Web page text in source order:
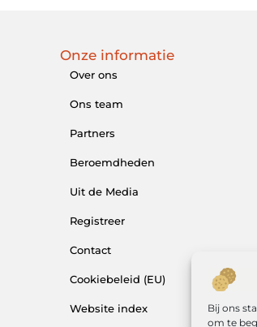
Bij ons
om te
Onze informatie
Over ons
Ons team
Partners
Beroemdheden
Uit de Media
Registreer
Contact
Cookiebeleid (EU)
Website index